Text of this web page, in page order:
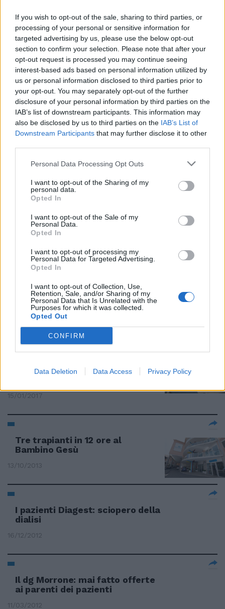
If you wish to opt-out of the sale, sharing to third parties, or
processing of your personal or sensitive information for
targeted advertising by us, please use the below opt-out
section to confirm your selection. Please note that after your
opt-out request is processed you may continue seeing
interest-based ads based on personal information utilized by
us or personal information disclosed to third parties prior to
your opt-out. You may separately opt-out of the further
disclosure of your personal information by third parties on the
IAB’s list of downstream participants. This information may
also be disclosed by us to third parties on the IAB’s List of
Downstream Participants that may further disclose it to other
Personal Data Processing Opt Outs
I want to opt-out of the Sharing of my
personal data.
Opted In
I want to opt-out of the Sale of my
Personal Data.
Opted In
I want to opt-out of processing my
Personal Data for Targeted Advertising.
Opted In
I want to opt-out of Collection, Use,
Retention, Sale, and/or Sharing of my
Personal Data that Is Unrelated with the
Purposes for which it was collected.
Opted Out
CONFIRM
Data Deletion Data Access Privacy Policy
IRCCS SAN RAFFAELE PISANA
Perotti e Santon regalano un
sorriso ai piccoli pazienti
ricoverati
16/09/2018
L'INDAGINE CHOC
Arrestato infermiere sospettato
di aver ucciso almeno 90
L'INCHIESTA DE IL TEMPO SUL CAOS SANITÀ
Barelle nei corridoi, gelo, ore
soccorso romani
20/01/2017
MALASANITÀ
nell'ospedale di Nola, sospesi tre
medici
15/01/2017
SANITÀ E POLEMICHE
medici di Nola: "Vanno premiati,
15/01/2017
Tre trapianti in 12 ore al
Bambino Gesù
13/10/2013
I pazienti Diagest: sciopero della
dialisi
16/12/2012
Il dg Morrone: mai fatto offerte
ai parenti dei pazienti
11/03/2012